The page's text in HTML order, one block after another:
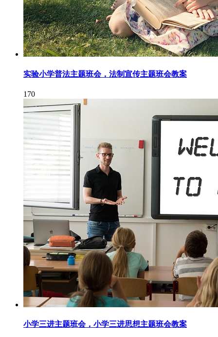
实验小学普法主题班会，法制宣传主题班会教案
170
小学三进主题班会，小学三进思想主题班会教案